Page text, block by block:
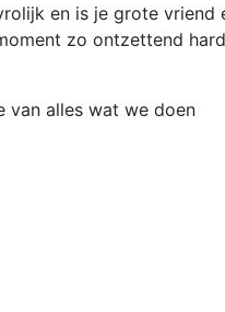
en is je grote vriend
zo ontzettend
van alles wat we doen